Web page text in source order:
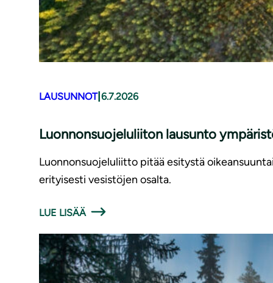
LAUSUNNOT| 6.7.2026
Luonnonsuojeluliiton lausunto
Luonnonsuojeluliitto pitää esitystä
erityisesti vesistöjen osalta.
LUE LISÄÄ